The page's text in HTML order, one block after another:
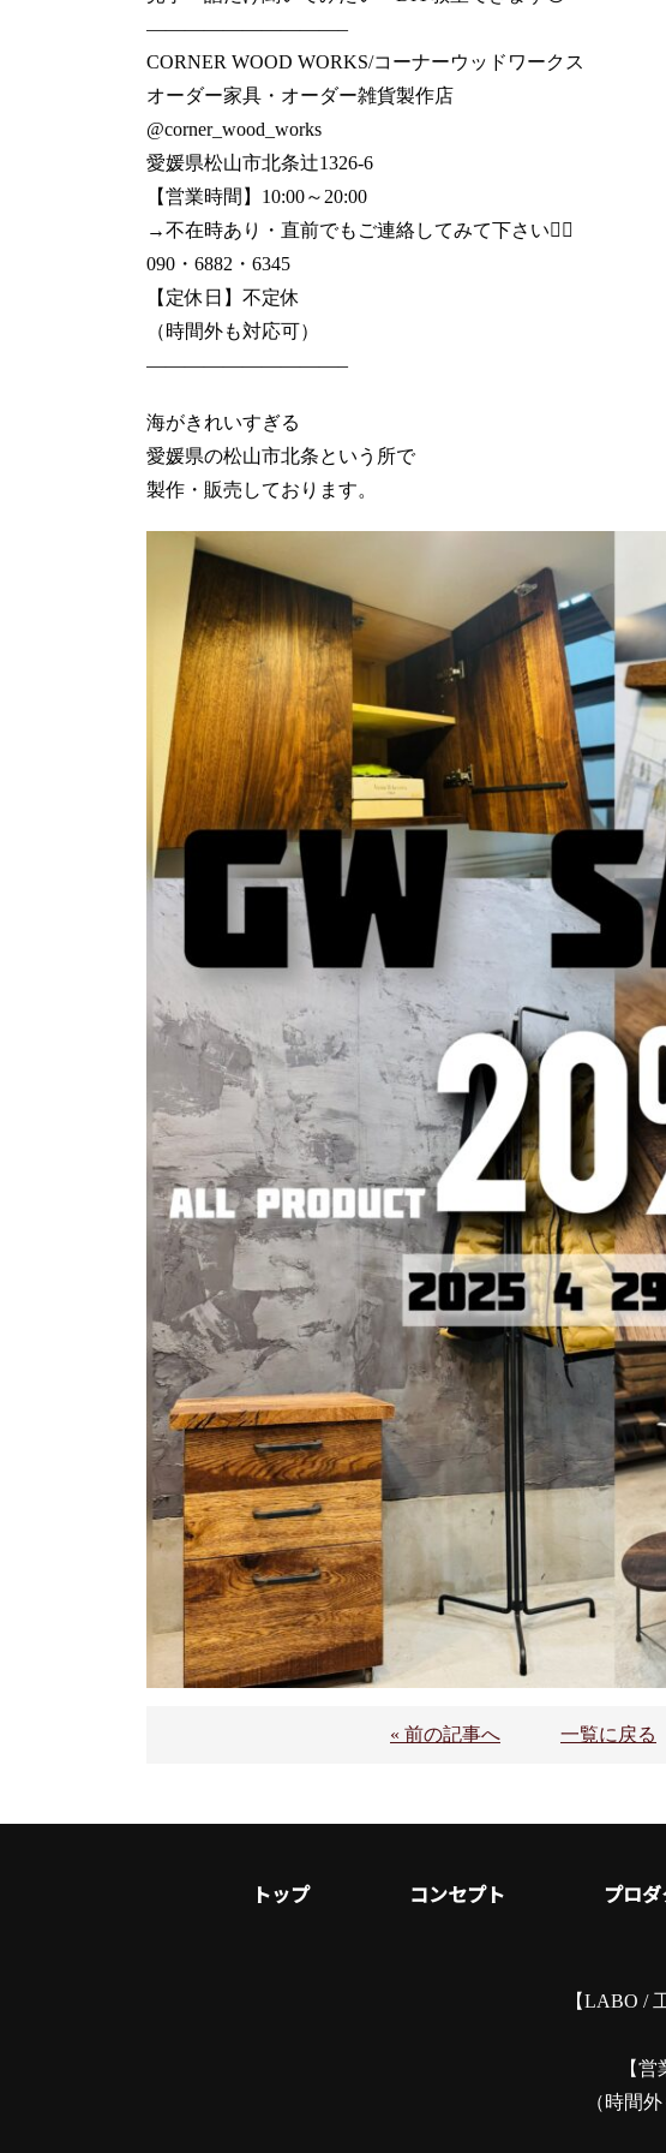
——————————–
CORNER WOOD WORKS/コーナーウッドワークス
オーダー家具・オーダー雑貨製作店
@corner_wood_works
愛媛県松山市北条辻1326-6
【営業時間】10:00～20:00
→不在時あり・直前でもご連絡してみて下さい🙇‍♀️
090・6882・6345
【定休日】不定休
（時間外も対応可）
——————————–
海がきれいすぎる
愛媛県の松山市北条という所で
製作・販売しております。
« 前の記事へ 一覧に戻る
トップ コンセプト プロ
【LABO /
【
（時間